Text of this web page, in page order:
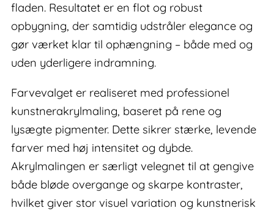
fladen. Resultatet er en flot og robust
opbygning, der samtidig udstråler elegance og
gør værket klar til ophængning – både med og
uden yderligere indramning.
Farvevalget er realiseret med professionel
kunstnerakrylmaling, baseret på rene og
lysægte pigmenter. Dette sikrer stærke, levende
farver med høj intensitet og dybde.
Akrylmalingen er særligt velegnet til at gengive
både bløde overgange og skarpe kontraster,
hvilket giver stor visuel variation og kunstnerisk